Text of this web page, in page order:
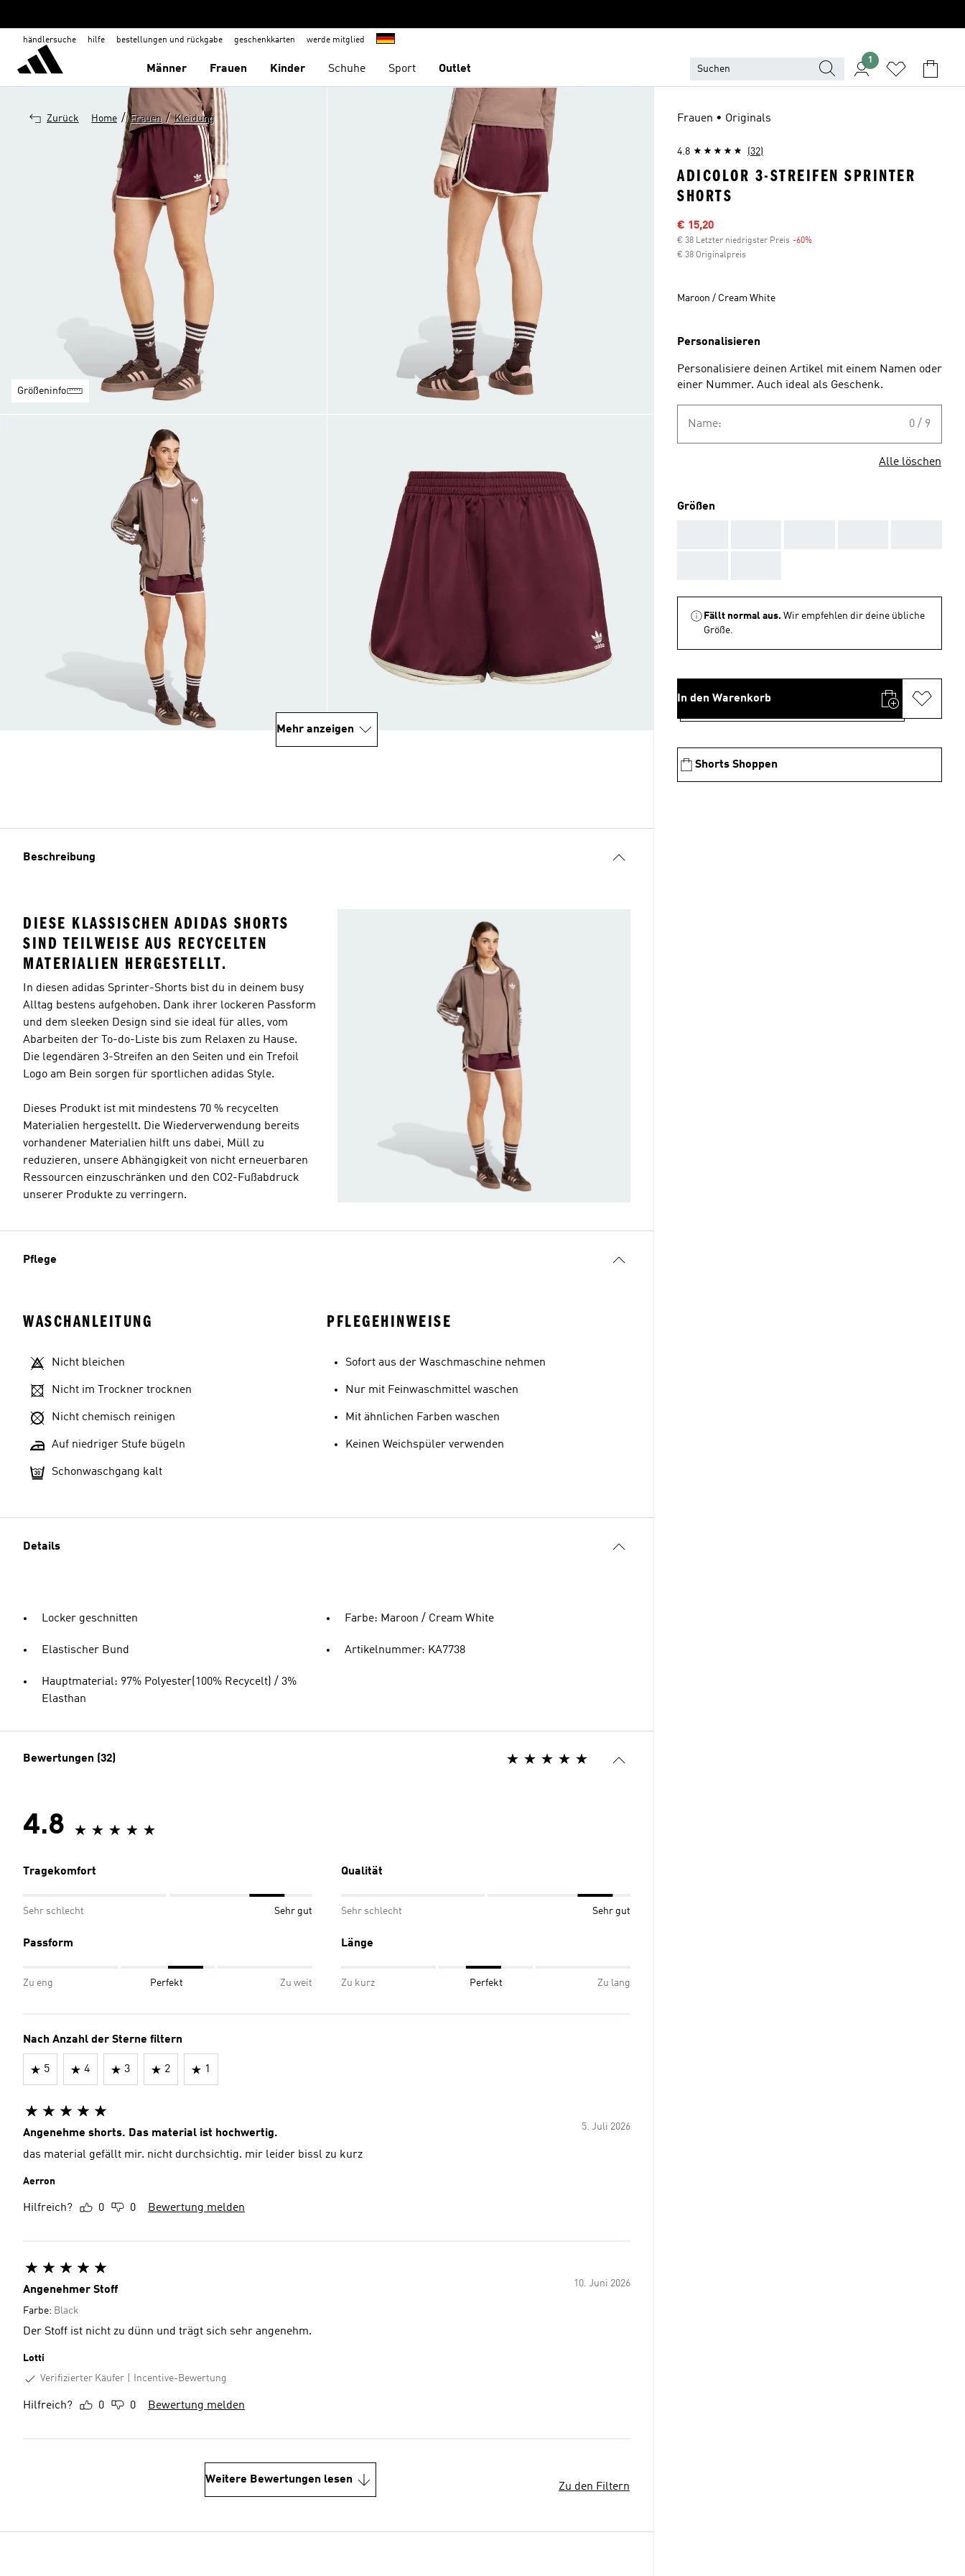
händlersuche hilfe bestellungen und rückgabe geschenkkarten werde mitglied
Männer Frauen Kinder Schuhe Sport Outlet
1
Zurück Home / Frauen / Kleidung
Größeninfo
Mehr anzeigen
Beschreibung
DIESE KLASSISCHEN ADIDAS SHORTS
SIND TEILWEISE AUS RECYCELTEN
MATERIALIEN HERGESTELLT.
In diesen adidas Sprinter-Shorts bist du in deinem busy
Alltag bestens aufgehoben. Dank ihrer lockeren Passform
und dem sleeken Design sind sie ideal für alles, vom
Abarbeiten der To-do-Liste bis zum Relaxen zu Hause.
Die legendären 3-Streifen an den Seiten und ein Trefoil
Logo am Bein sorgen für sportlichen adidas Style.
Dieses Produkt ist mit mindestens 70 % recycelten
Materialien hergestellt. Die Wiederverwendung bereits
vorhandener Materialien hilft uns dabei, Müll zu
reduzieren, unsere Abhängigkeit von nicht erneuerbaren
Ressourcen einzuschränken und den CO2-Fußabdruck
unserer Produkte zu verringern.
Pflege
WASCHANLEITUNG
Nicht bleichen
Nicht im Trockner trocknen
Nicht chemisch reinigen
Auf niedriger Stufe bügeln
Schonwaschgang kalt
PFLEGEHINWEISE
Sofort aus der Waschmaschine nehmen
Nur mit Feinwaschmittel waschen
Mit ähnlichen Farben waschen
Keinen Weichspüler verwenden
Details
Locker geschnitten
Elastischer Bund
Hauptmaterial: 97% Polyester(100% Recycelt) / 3%
Elasthan
Farbe: Maroon / Cream White
Artikelnummer: KA7738
Bewertungen (32)
4.8
Tragekomfort
Sehr schlecht Sehr gut
Qualität
Sehr schlecht Sehr gut
Passform
Zu eng Perfekt Zu weit
Länge
Zu kurz Perfekt Zu lang
Nach Anzahl der Sterne filtern
5 4 3 2 1
5. Juli 2026
Angenehme shorts. Das material ist hochwertig.
das material gefällt mir. nicht durchsichtig. mir leider bissl zu kurz
Aerron
Hilfreich? 0 0 Bewertung melden
10. Juni 2026
Angenehmer Stoff
Farbe: Black
Der Stoff ist nicht zu dünn und trägt sich sehr angenehm.
Lotti
Verifizierter Käufer
Incentive-Bewertung
Hilfreich? 0 0 Bewertung melden
Weitere Bewertungen lesen
Zu den Filtern
Frauen • Originals
4.8 (32)
ADICOLOR 3-STREIFEN SPRINTER
SHORTS
Sale-Preis
€ 15,20
€ 38 Letzter niedrigster Preis -60%
€ 38 Originalpreis
Maroon / Cream White
Personalisieren
Personalisiere deinen Artikel mit einem Namen oder
einer Nummer. Auch ideal als Geschenk.
Name: 0 / 9
Alle löschen
Größen
Fällt normal aus. Wir empfehlen dir deine übliche
Größe.
In den Warenkorb
Shorts Shoppen